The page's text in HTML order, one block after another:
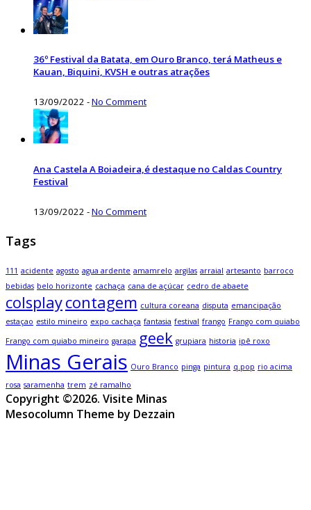
36º Festival da Batata, em Ouro Branco, terá Matheus e
Kauan, Biquini, KVSH e outras atrações
13/09/2022 -No Comment
Ana Castela A Boiadeira,é destaque no Caldas Country
Festival
13/09/2022 -No Comment
Tags
111 acidente agosto agua ardente amamrelo argilas arraial artesanto barroco
bebidas belo horizonte cachaça cana de açúcar cedro de abaete
colsplaycontagem cultura coreana disputa emancipação
estaçao estilo mineiro expo cachaça fantasia festival frango Frango com quiabo
Frango com quiabo mineiro garapa geek grupiara historia ipê roxo
Minas Gerais Ouro Branco pinga pintura q.pop rio acima
rosa saramenha trem zé ramalho
Copyright ©2026. Visite Minas
Mesocolumn Theme by Dezzain